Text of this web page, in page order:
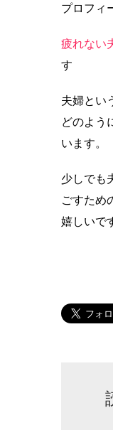
プロフィ
疲れない
す
夫婦とい
どのよう
います。
少しでも
ごすため
嬉しいで